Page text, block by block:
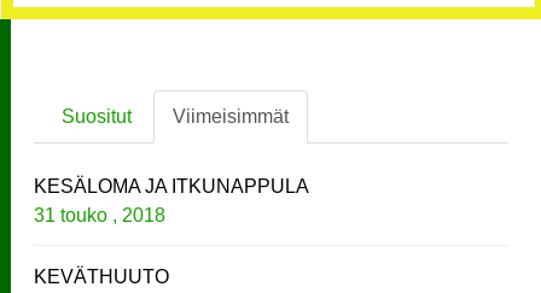
Suositut Viimeisimmät
KESÄLOMA JA ITKUNAPPULA
31 touko , 2018
KEVÄTHUUTO